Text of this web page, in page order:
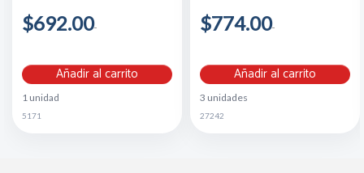
$692.00
Añadir al carrito
1 unidad
5171
$774.00
Añadir al carrito
3 unidades
27242